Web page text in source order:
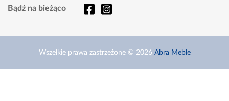
Bądź na bieżąco
Wszelkie prawa zastrzeżone © 2026 Abra Meble